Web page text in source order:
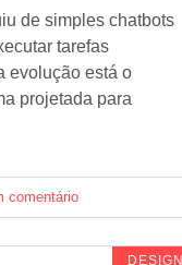
de simples chatbots
tarefas
evolução está o
projetada para
comentário
DESIGN